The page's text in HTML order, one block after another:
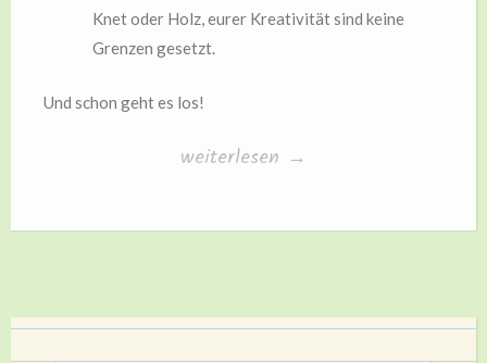
Knet oder Holz, eurer Kreativität sind keine
Grenzen gesetzt.
Und schon geht es los!
„Spieltorten
weiterlesen →